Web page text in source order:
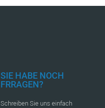
SIE HABE NOCH
FRRAGEN?
Schreiben Sie uns einfach